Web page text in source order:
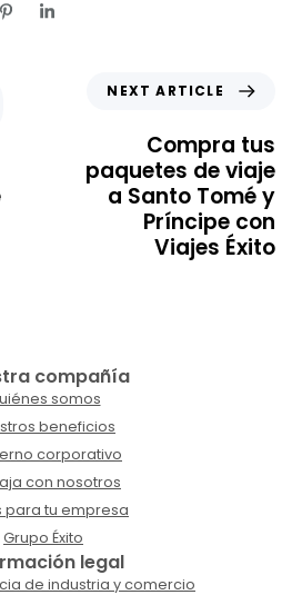
NEXT ARTICLE
Compra tus
paquetes de viaje
a Santo Tomé y
Príncipe con
Viajes Éxito
compañía
somos
beneficios
corporativo
con nosotros
para tu empresa
Grupo Éxito
legal
de industria y comercio